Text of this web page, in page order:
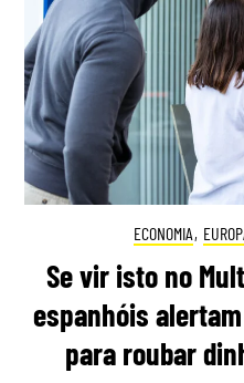
ECONOMIA,
Se vir isto no
espanhóis
para roubar